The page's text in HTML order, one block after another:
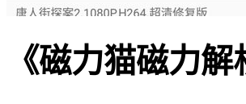
《磁力猫磁力